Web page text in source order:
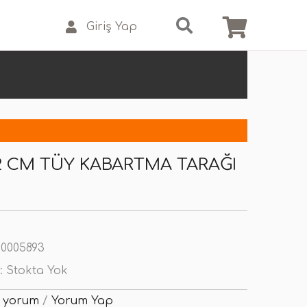
Giriş Yap
CM TÜY KABARTMA TARAĞI
Stokta Yok
yorum / Yorum Yap